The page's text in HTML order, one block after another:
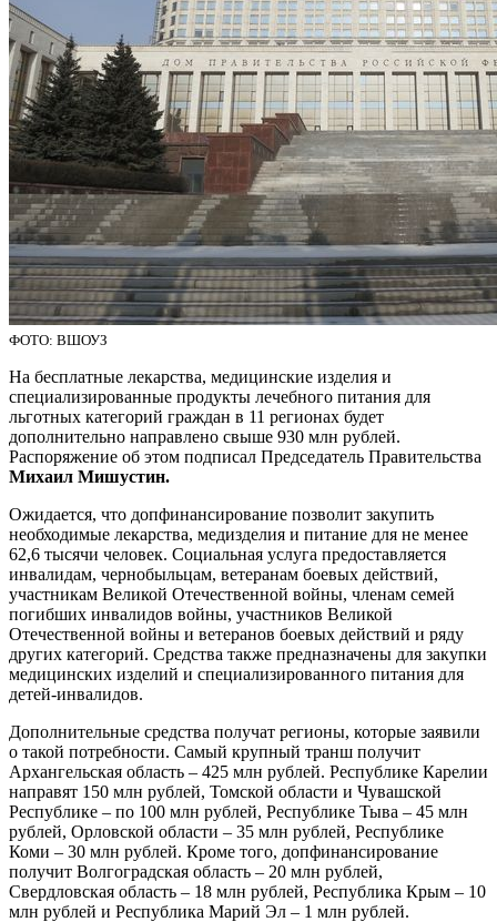
ФОТО: ВШОУЗ
На бесплатные лекарства, медицинские изделия и
специализированные продукты лечебного питания для
льготных категорий граждан в 11 регионах будет
дополнительно направлено свыше 930 млн рублей.
Распоряжение об этом подписал Председатель Правительства
Михаил Мишустин.
Ожидается, что допфинансирование позволит закупить
необходимые лекарства, медизделия и питание для не менее
62,6 тысячи человек. Социальная услуга предоставляется
инвалидам, чернобыльцам, ветеранам боевых действий,
участникам Великой Отечественной войны, членам семей
погибших инвалидов войны, участников Великой
Отечественной войны и ветеранов боевых действий и ряду
других категорий. Средства также предназначены для закупки
медицинских изделий и специализированного питания для
детей-инвалидов.
Дополнительные средства получат регионы, которые заявили
о такой потребности. Самый крупный транш получит
Архангельская область – 425 млн рублей. Республике Карелии
направят 150 млн рублей, Томской области и Чувашской
Республике – по 100 млн рублей, Республике Тыва – 45 млн
рублей, Орловской области – 35 млн рублей, Республике
Коми – 30 млн рублей. Кроме того, допфинансирование
получит Волгоградская область – 20 млн рублей,
Свердловская область – 18 млн рублей, Республика Крым – 10
млн рублей и Республика Марий Эл – 1 млн рублей.